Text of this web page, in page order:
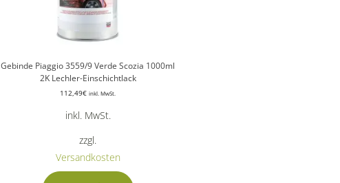
Gebinde Piaggio 3559/9 Verde Scozia 1000ml
2K Lechler-Einschichtlack
112,49€ inkl. MwSt.
inkl. MwSt.
zzgl.
Versandkosten